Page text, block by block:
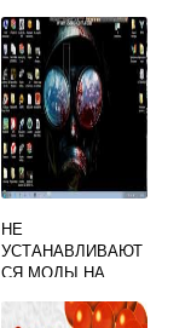
НЕ
УСТАНАВЛИВАЮТ
СЯ МОДЫ НА
VORTEX